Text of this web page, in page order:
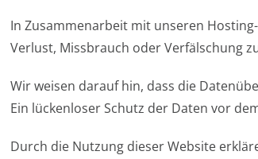
In Zusammenarbeit mit unseren
Verlust, Missbrauch oder Verfälschung
Wir weisen darauf hin, dass die
Ein lückenloser Schutz der Daten vor
Durch die Nutzung dieser Website